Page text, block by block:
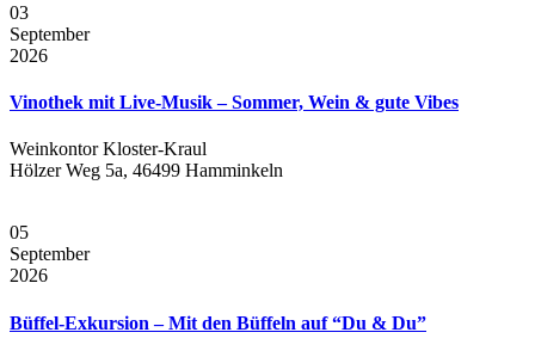
03
September
2026
Vinothek mit Live-Musik – Sommer, Wein & gute Vibes
Weinkontor Kloster-Kraul
Hölzer Weg 5a, 46499 Hamminkeln
05
September
2026
Büffel-Exkursion – Mit den Büffeln auf “Du & Du”